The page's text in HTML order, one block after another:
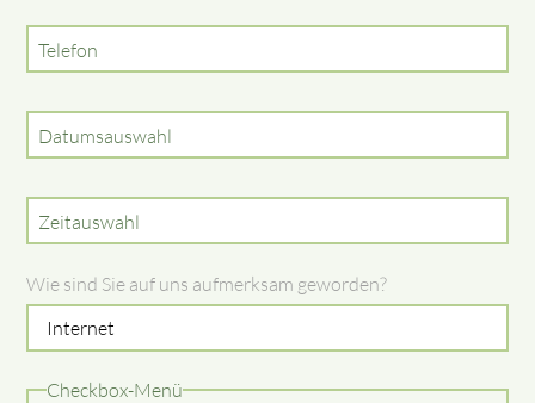
Telefon
Datumsauswahl
Zeitauswahl
Wie sind Sie auf uns aufmerksam geworden?
Checkbox-Menü